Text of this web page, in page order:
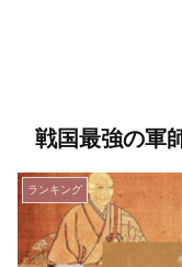
戦国最強の軍
ランキング